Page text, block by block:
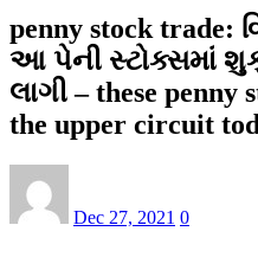
penny stock trade:
આ પેની સ્ટોક્સમાં
લાગી – these penny
the upper circuit
Dec 27, 2021 0